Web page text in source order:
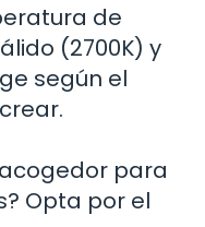
de
(2700K) y
según el
para
Opta por el